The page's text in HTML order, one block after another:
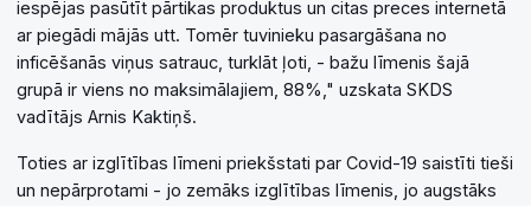
iespējas pasūtīt pārtikas produktus un citas preces internetā
ar piegādi mājās utt. Tomēr tuvinieku pasargāšana no
inficēšanās viņus satrauc, turklāt ļoti, - bažu līmenis šajā
grupā ir viens no maksimālajiem, 88%," uzskata SKDS
vadītājs Arnis Kaktiņš.
Toties ar izglītības līmeni priekšstati par Covid-19 saistīti tieši
un nepārprotami - jo zemāks izglītības līmenis, jo augstāks